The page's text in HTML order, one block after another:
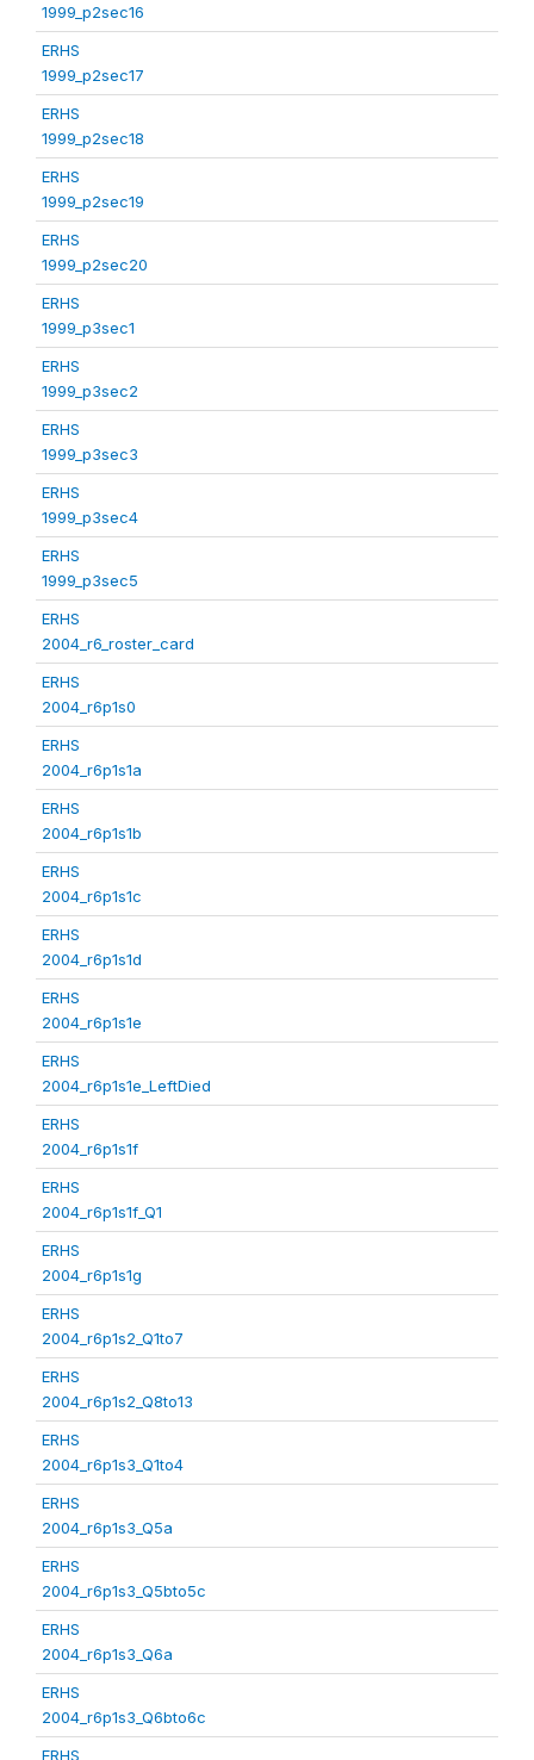
1999_p2sec16
ERHS
1999_p2sec17
ERHS
1999_p2sec18
ERHS
1999_p2sec19
ERHS
1999_p2sec20
ERHS
1999_p3sec1
ERHS
1999_p3sec2
ERHS
1999_p3sec3
ERHS
1999_p3sec4
ERHS
1999_p3sec5
ERHS
2004_r6_roster_card
ERHS
2004_r6p1s0
ERHS
2004_r6p1s1a
ERHS
2004_r6p1s1b
ERHS
2004_r6p1s1c
ERHS
2004_r6p1s1d
ERHS
2004_r6p1s1e
ERHS
2004_r6p1s1e_LeftDied
ERHS
2004_r6p1s1f
ERHS
2004_r6p1s1f_Q1
ERHS
2004_r6p1s1g
ERHS
2004_r6p1s2_Q1to7
ERHS
2004_r6p1s2_Q8to13
ERHS
2004_r6p1s3_Q1to4
ERHS
2004_r6p1s3_Q5a
ERHS
2004_r6p1s3_Q5bto5c
ERHS
2004_r6p1s3_Q6a
ERHS
2004_r6p1s3_Q6bto6c
ERHS